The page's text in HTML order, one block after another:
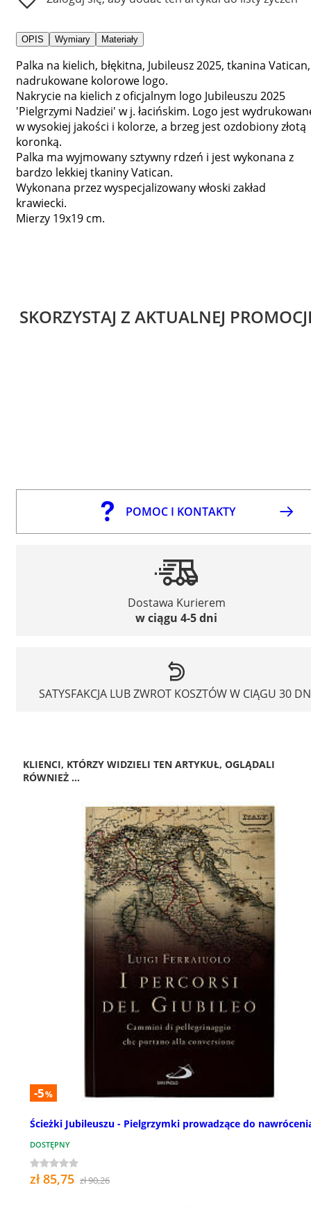
OPIS Wymiary Materiały
Palka na kielich, błękitna, Jubileusz 2025, tkanina Vatican,
nadrukowane kolorowe logo.
Nakrycie na kielich z oficjalnym logo Jubileuszu 2025
'Pielgrzymi Nadziei' w j. łacińskim. Logo jest
w wysokiej jakości i kolorze, a brzeg jest ozdobiony złotą
koronką.
Palka ma wyjmowany sztywny rdzeń i jest wykonana z
bardzo lekkiej tkaniny Vatican.
Wykonana przez wyspecjalizowany włoski zakład
krawiecki.
Mierzy 19x19 cm.
SKORZYSTAJ Z AKTUALNEJ
POMOC I KONTAKTY
Dostawa Kurierem
w ciągu 4-5 dni
SATYSFAKCJA LUB ZWROT KOSZTÓW W CIĄGU 30
KLIENCI, KTÓRZY WIDZIELI TEN ARTYKUŁ, OGLĄDALI
RÓWNIEŻ ...
-5%
Ścieżki Jubileuszu - Pielgrzymki prowadzące do
DOSTĘPNY
zł 85,75 zł 90,26